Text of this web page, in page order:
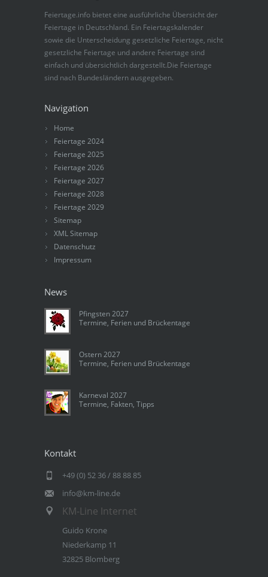
Feiertage.info bietet eine ausführliche Übersicht der
Feiertage in Deutschland. Ein Feiertagskalender
sowie die Unterscheidung gesetzliche Feiertage, nicht
gesetzliche Feiertage und andere Feiertage sind
einfach und übersichtlich dargestellt.Die Feiertage
sind nach Bundesländern ausgegeben.
Navigation
Home
Feiertage 2024
Feiertage 2025
Feiertage 2026
Feiertage 2027
Feiertage 2028
Feiertage 2029
Sitemap
XML Sitemap
Datenschutz
Impressum
News
Pfingsten 2027
Termine, Ferien und Brückentage
Ostern 2027
Termine, Ferien und Brückentage
Karneval 2027
Termine, Fakten, Tipps
Kontakt
+49 (0) 52 36 / 88 88 85
info@km-line.de
KM-Line Internet
Guido Krone
Niederkamp 11
32825 Blomberg